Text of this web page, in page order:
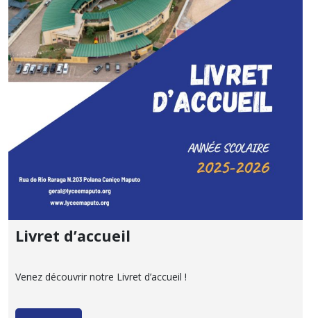
Livret d’accueil
Venez découvrir notre Livret d’accueil !